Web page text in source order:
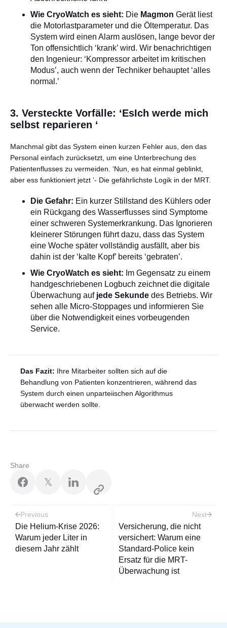
Wie CryoWatch es sieht: Die Magmon Gerät liest
die Motorlastparameter und die Öltemperatur. Das
System wird einen Alarm auslösen, lange bevor der
Ton offensichtlich ‘krank’ wird. Wir benachrichtigen
den Ingenieur: ‘Kompressor arbeitet im kritischen
Modus’, auch wenn der Techniker behauptet ‘alles
normal.’
3. Versteckte Vorfälle: ‘EsIch werde mich
selbst reparieren ‘
Manchmal gibt das System einen kurzen Fehler aus, den das
Personal einfach zurücksetzt, um eine Unterbrechung des
Patientenflusses zu vermeiden. ‘Nun, es hat einmal geblinkt,
aber ess funktioniert jetzt ‘- Die gefährlichste Logik in der MRT.
Die Gefahr: Ein kurzer Stillstand des Kühlers oder
ein Rückgang des Wasserflusses sind Symptome
einer schweren Systemerkrankung. Das Ignorieren
kleinerer Störungen führt dazu, dass das System
eine Woche später vollständig ausfällt, aber bis
dahin ist der ‘kalte Kopf’ bereits ‘gebraten’.
Wie CryoWatch es sieht: Im Gegensatz zu einem
handgeschriebenen Logbuch zeichnet die digitale
Überwachung auf jede Sekunde des Betriebs. Wir
sehen alle Micro-Stoppages und informieren Sie
über die Notwendigkeit eines vorbeugenden
Service.
Das Fazit: Ihre Mitarbeiter sollten sich auf die
Behandlung von Patienten konzentrieren, während das
System durch einen unparteiischen Algorithmus
überwacht werden sollte.
Share
𝕏
Post
navigation
Previous
Die Helium-Krise 2026:
Warum jeder Liter in
diesem Jahr zählt
Next
Versicherung, die nicht
versichert: Warum eine
Standard-Police kein
Ersatz für die MRT-
Überwachung ist